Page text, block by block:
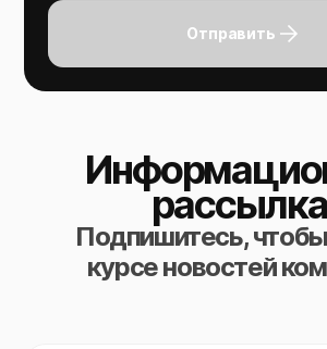
Отправить
рассылка
Подпишитесь,
курсе новостей